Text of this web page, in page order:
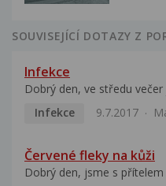
SOUVISEJÍCÍ DOTAZY Z
Infekce
Dobrý den, ve středu
Infekce
9.7.2017
Červené fleky na kůži
Dobrý den, jsme s přítelem